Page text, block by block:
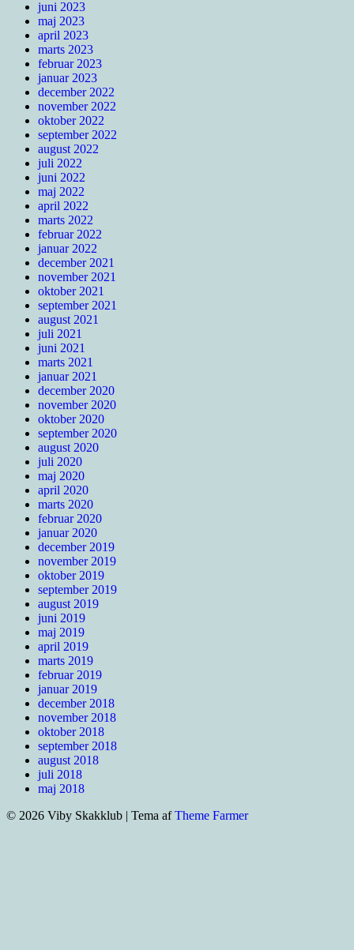
juni 2023
maj 2023
april 2023
marts 2023
februar 2023
januar 2023
december 2022
november 2022
oktober 2022
september 2022
august 2022
juli 2022
juni 2022
maj 2022
april 2022
marts 2022
februar 2022
januar 2022
december 2021
november 2021
oktober 2021
september 2021
august 2021
juli 2021
juni 2021
marts 2021
januar 2021
december 2020
november 2020
oktober 2020
september 2020
august 2020
juli 2020
maj 2020
april 2020
marts 2020
februar 2020
januar 2020
december 2019
november 2019
oktober 2019
september 2019
august 2019
juni 2019
maj 2019
april 2019
marts 2019
februar 2019
januar 2019
december 2018
november 2018
oktober 2018
september 2018
august 2018
juli 2018
maj 2018
© 2026 Viby Skakklub | Tema afTheme Farmer